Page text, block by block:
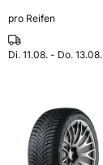
pro Reifen
Di. 11.08. - Do. 13.08.